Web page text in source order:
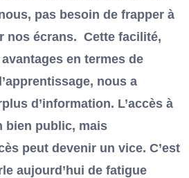
pas besoin de frapper à
nos écrans. Cette facilité,
en termes de
nous a
d’information. L’accès à
bien public, mais
peut devenir un vice. C’est
aujourd’hui de fatigue